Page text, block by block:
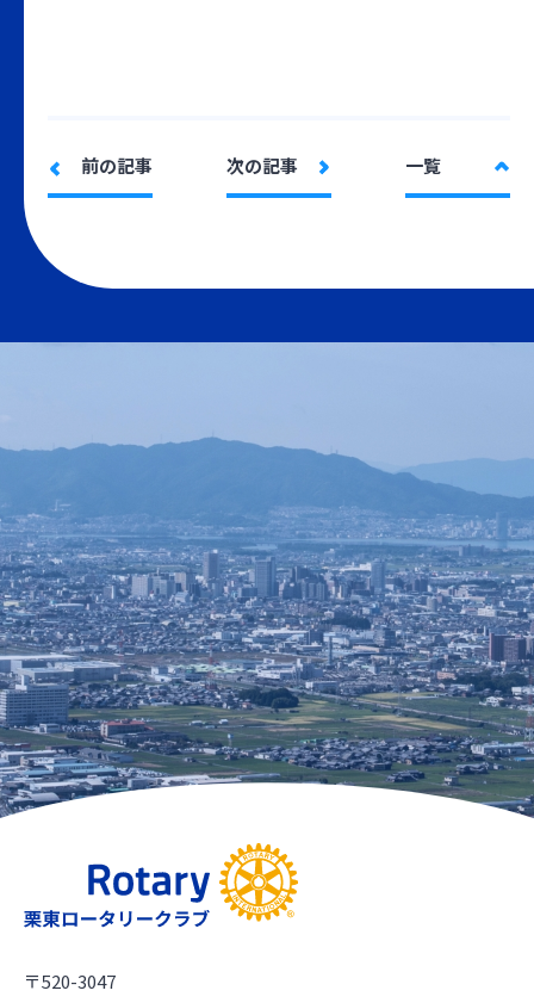
前の記事 次の記事 一覧
〒520-3047